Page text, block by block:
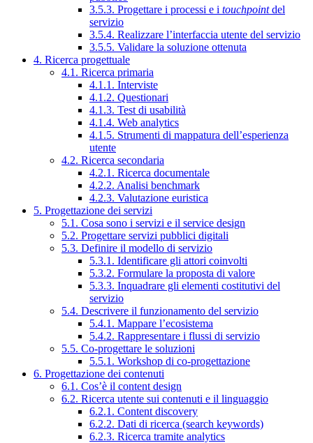
3.5.3. Progettare i processi e i touchpointdel
servizio
3.5.4. Realizzare l’interfaccia utente del servizio
3.5.5. Validare la soluzione ottenuta
4. Ricerca progettuale
4.1. Ricerca primaria
4.1.1. Interviste
4.1.2. Questionari
4.1.3. Test di usabilità
4.1.4. Web analytics
4.1.5. Strumenti di mappatura dell’esperienza
utente
4.2. Ricerca secondaria
4.2.1. Ricerca documentale
4.2.2. Analisi benchmark
4.2.3. Valutazione euristica
5. Progettazione dei servizi
5.1. Cosa sono i servizi e il service design
5.2. Progettare servizi pubblici digitali
5.3. Definire il modello di servizio
5.3.1. Identificare gli attori coinvolti
5.3.2. Formulare la proposta di valore
5.3.3. Inquadrare gli elementi costitutivi del
servizio
5.4. Descrivere il funzionamento del servizio
5.4.1. Mappare l’ecosistema
5.4.2. Rappresentare i flussi di servizio
5.5. Co-progettare le soluzioni
5.5.1. Workshop di co-progettazione
6. Progettazione dei contenuti
6.1. Cos’è il content design
6.2. Ricerca utente sui contenuti e il linguaggio
6.2.1. Content discovery
6.2.2. Dati di ricerca (search keywords)
6.2.3. Ricerca tramite analytics